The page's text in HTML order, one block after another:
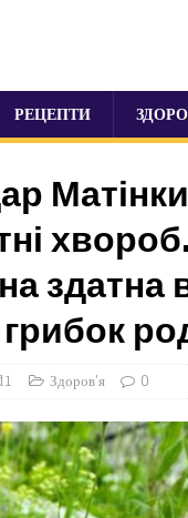
РЕЦЕПТИ
здатна
Здоров'я 0